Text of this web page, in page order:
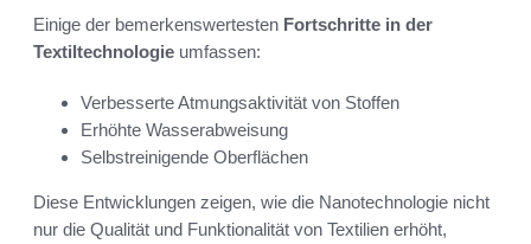
Einige der bemerkenswertesten Fortschritte in der
Textiltechnologie umfassen:
Verbesserte Atmungsaktivität von Stoffen
Erhöhte Wasserabweisung
Selbstreinigende Oberflächen
Diese Entwicklungen zeigen, wie die Nanotechnologie nicht
nur die Qualität und Funktionalität von Textilien erhöht,